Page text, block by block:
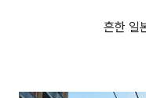
흔한 일